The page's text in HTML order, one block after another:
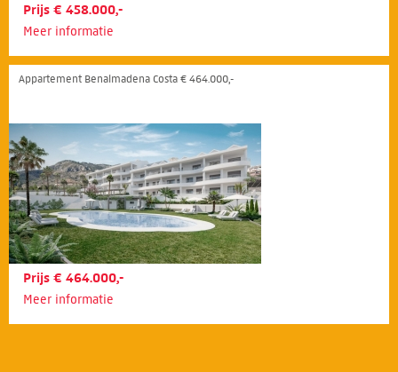
Prijs € 458.000,-
Meer informatie
Appartement Benalmadena Costa € 464.000,-
Prijs € 464.000,-
Meer informatie